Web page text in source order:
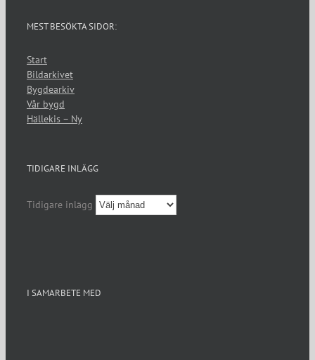
MEST BESÖKTA SIDOR:
Start
Bildarkivet
Bygdearkiv
Vår bygd
Hällekis – Ny
TIDIGARE INLÄGG
Tidigare inlägg
I SAMARBETE MED